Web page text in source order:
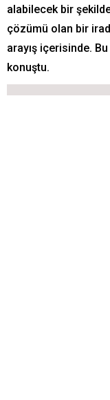
alabilecek bir
çözümü olan bir
arayış içerisinde. Bu
konuştu.